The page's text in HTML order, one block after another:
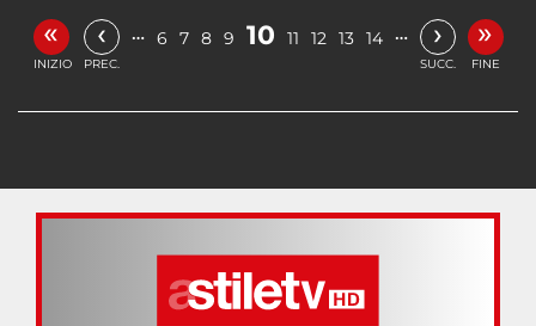
«
INIZIO
‹
PREC.
… 6 7 8 9 10 11 12 13 14 … ›
SUCC.
»
FINE